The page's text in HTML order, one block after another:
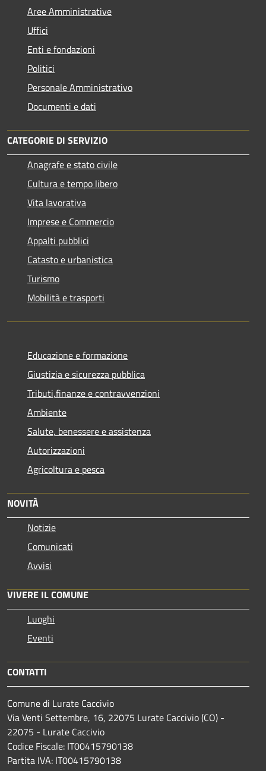
Aree Amministrative
Uffici
Enti e fondazioni
Politici
Personale Amministrativo
Documenti e dati
CATEGORIE DI SERVIZIO
Anagrafe e stato civile
Cultura e tempo libero
Vita lavorativa
Imprese e Commercio
Appalti pubblici
Catasto e urbanistica
Turismo
Mobilità e trasporti
Educazione e formazione
Giustizia e sicurezza pubblica
Tributi,finanze e contravvenzioni
Ambiente
Salute, benessere e assistenza
Autorizzazioni
Agricoltura e pesca
NOVITÀ
Notizie
Comunicati
Avvisi
VIVERE IL COMUNE
Luoghi
Eventi
CONTATTI
Comune di Lurate Caccivio
Via Venti Settembre, 16, 22075 Lurate Caccivio (CO) -
22075 - Lurate Caccivio
Codice Fiscale: IT00415790138
Partita IVA: IT00415790138